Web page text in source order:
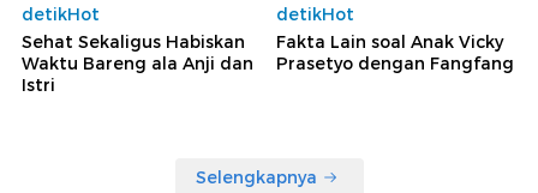
detikHot
Sehat Sekaligus Habiskan
Waktu Bareng ala Anji dan
Istri
detikHot
Fakta Lain soal Anak Vicky
Prasetyo dengan Fangfang
Selengkapnya